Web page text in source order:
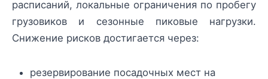
расписаний, локальные ограничения по пробегу
грузовиков и сезонные пиковые нагрузки.
Снижение рисков достигается через:
резервирование посадочных мест на